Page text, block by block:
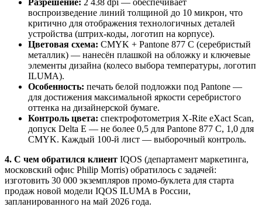
воспроизведение линий толщиной до 10 микрон, что
критично для отображения технологичных деталей
устройства (штрих-коды, логотип на корпусе).
Цветовая схема: CMYK + Pantone 877 C (серебристый
металлик) — нанесён плашкой на обложку и ключевые
элементы дизайна (колесо выбора температуры, логотип
ILUMA).
Особенность: печать белой подложки под Pantone —
для достижения максимальной яркости серебристого
оттенка на дизайнерской бумаге.
Контроль цвета: спектрофотометрия X-Rite eXact Scan,
допуск Delta E — не более 0,5 для Pantone 877 C, 1,0 для
CMYK. Каждый 100-й лист — выборочный контроль.
4. С чем обратился клиент IQOS (департамент маркетинга,
московский офис Philip Morris) обратилось с задачей:
изготовить 30 000 экземпляров промо-буклета для старта
продаж новой модели IQOS ILUMA в России,
запланированного на май 2026 года.